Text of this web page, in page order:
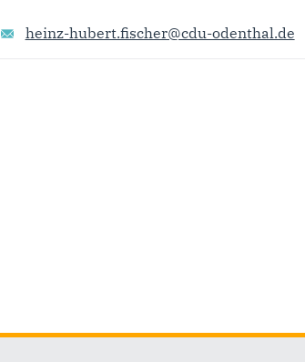
heinz-hubert.fischer@cdu-odenthal.de